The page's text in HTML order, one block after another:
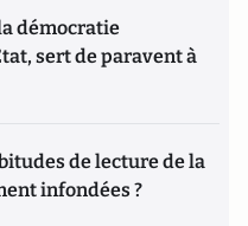
démocratie
sert de paravent à
de lecture de la
infondées ?